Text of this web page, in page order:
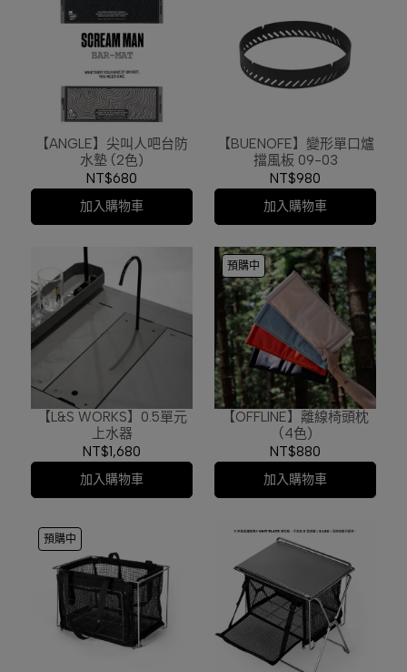
【ANGLE】尖叫人吧台防
水墊 (2色)
NT$680
加入購物車
【BUENOFE】變形單口爐
擋風板 09-03
NT$980
加入購物車
【L&S WORKS】0.5單元
上水器
NT$1,680
加入購物車
預購中
【OFFLINE】離線椅頭枕
(4色)
NT$880
加入購物車
預購中